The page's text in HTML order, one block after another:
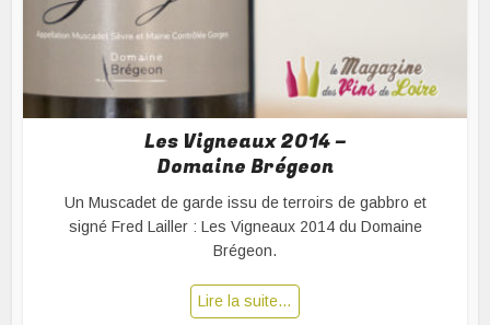
Les Vigneaux 2014 –
Domaine Brégeon
Un Muscadet de garde issu de terroirs de gabbro et
signé Fred Lailler : Les Vigneaux 2014 du Domaine
Brégeon.
Lire la suite…